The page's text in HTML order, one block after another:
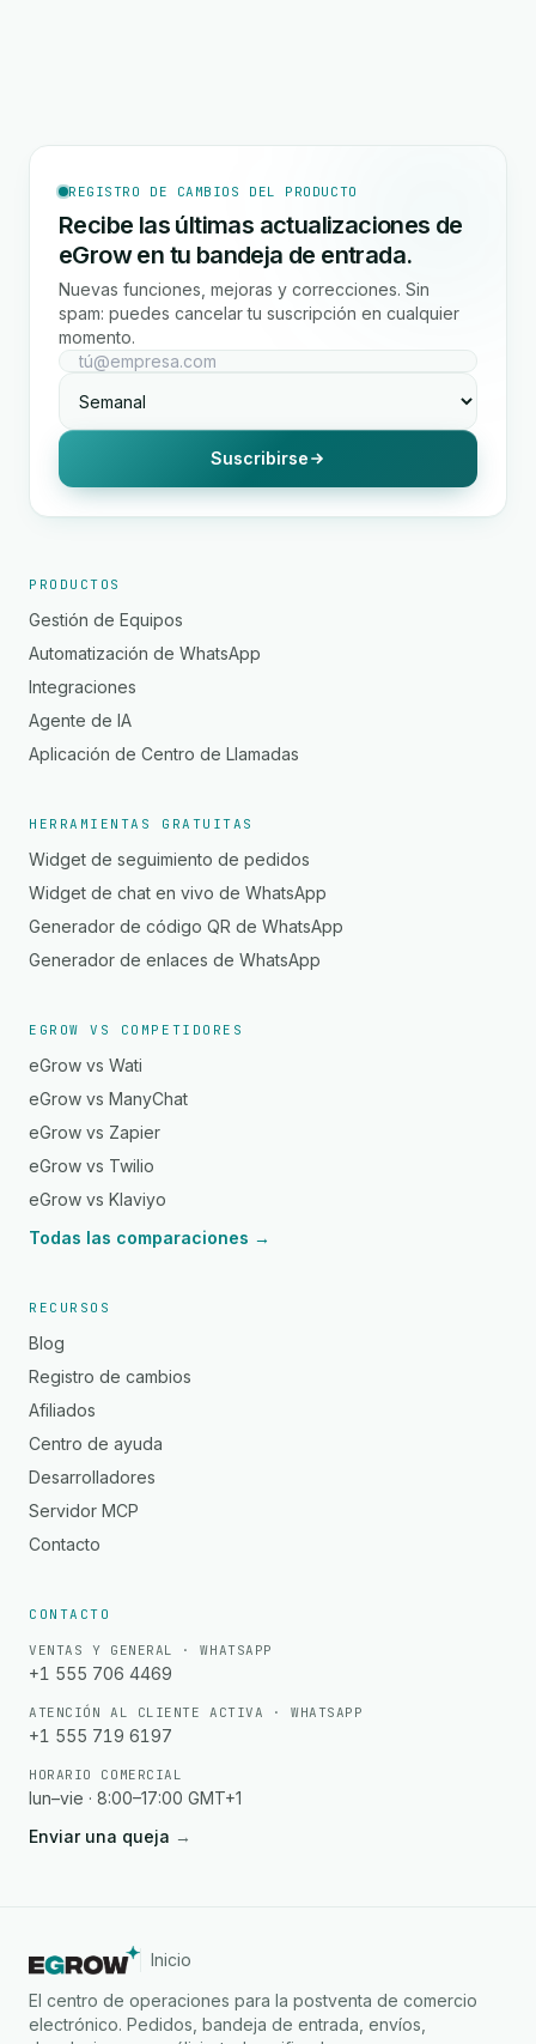
REGISTRO DE CAMBIOS DEL PRODUCTO
Recibe las últimas actualizaciones de
eGrow en tu bandeja de entrada.
Nuevas funciones, mejoras y correcciones. Sin
spam: puedes cancelar tu suscripción en cualquier
momento.
Suscribirse
PRODUCTOS
Gestión de Equipos
Automatización de WhatsApp
Integraciones
Agente de IA
Aplicación de Centro de Llamadas
HERRAMIENTAS GRATUITAS
Widget de seguimiento de pedidos
Widget de chat en vivo de WhatsApp
Generador de código QR de WhatsApp
Generador de enlaces de WhatsApp
EGROW VS COMPETIDORES
eGrow vs Wati
eGrow vs ManyChat
eGrow vs Zapier
eGrow vs Twilio
eGrow vs Klaviyo
Todas las comparaciones →
RECURSOS
Blog
Registro de cambios
Afiliados
Centro de ayuda
Desarrolladores
Servidor MCP
Contacto
CONTACTO
VENTAS Y GENERAL · WHATSAPP
+1 555 706 4469
ATENCIÓN AL CLIENTE ACTIVA · WHATSAPP
+1 555 719 6197
HORARIO COMERCIAL
lun–vie · 8:00–17:00 GMT+1
Enviar una queja →
Inicio
El centro de operaciones para la postventa de comercio
electrónico. Pedidos, bandeja de entrada, envíos,